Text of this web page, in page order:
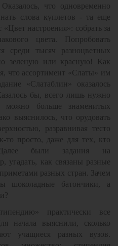
что одновременно
слова куплетов - та еще
настроения»: собрать за
цвета. Попробовать
среди тысяч разноцветных
зеленую или красную! Как
что ассортимент «Слаты» им
«Слатаблин» оказалось
бы, всего лишь нужно
больше знаменитых
выяснилось, что орудовать
разравнивая тесто
то просто, даже для тех, кто
были задания на
угадать, как связаны разные
разных стран. Зачем
шоколадные батончики, а
практически все
начала выяснили, сколько
учащиеся разных вузов.